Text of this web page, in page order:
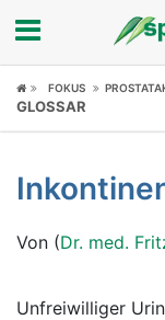
Fokus
Symptome
News
FOKUS
GLOSSAR
Von (Dr. med.
Unfreiwilliger